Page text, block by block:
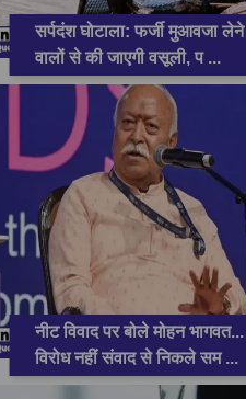
सर्पदंश घोटाला: फर्जी मुआवजा लेने
वालों से की जाएगी वसूली, प...
नीट विवाद पर बोले मोहन भागवत...
विरोध नहीं संवाद से निकले सम...